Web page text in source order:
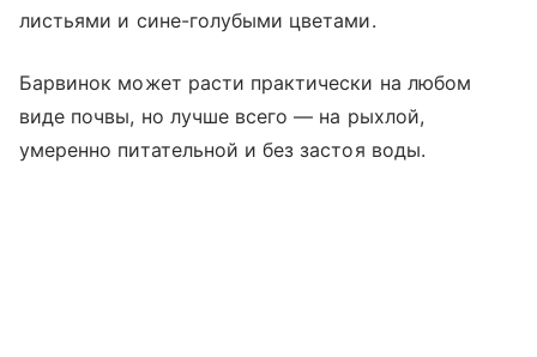
листьями и сине-голубыми цветами.
Барвинок может расти практически на любом
виде почвы, но лучше всего — на рыхлой,
умеренно питательной и без застоя воды.